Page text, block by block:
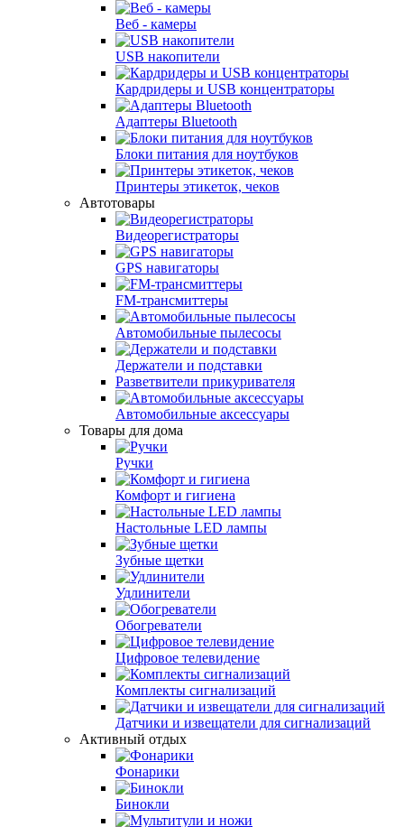
Веб - камеры
USB накопители
Кардридеры и USB концентраторы
Адаптеры Bluetooth
Блоки питания для ноутбуков
Принтеры этикеток, чеков
Автотовары
Видеорегистраторы
GPS навигаторы
FM-трансмиттеры
Автомобильные пылесосы
Держатели и подставки
Разветвители прикуривателя
Автомобильные аксессуары
Товары для дома
Ручки
Комфорт и гигиена
Настольные LED лампы
Зубные щетки
Удлинители
Обогреватели
Цифровое телевидение
Комплекты сигнализаций
Датчики и извещатели для сигнализаций
Активный отдых
Фонарики
Бинокли